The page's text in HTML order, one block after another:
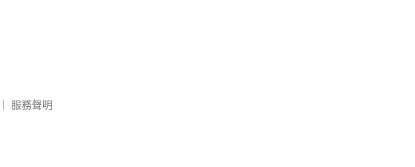
服務聲明